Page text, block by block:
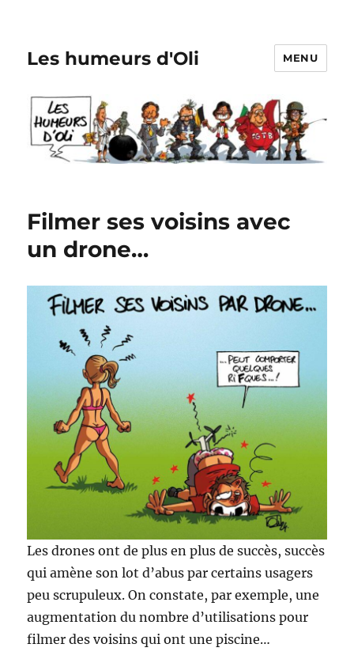
Les humeurs d'Oli MENU
Filmer ses voisins avec
un drone…
Les drones ont de plus en plus de succès, succès
qui amène son lot d’abus par certains usagers
peu scrupuleux. On constate, par exemple, une
augmentation du nombre d’utilisations pour
filmer des voisins qui ont une piscine…